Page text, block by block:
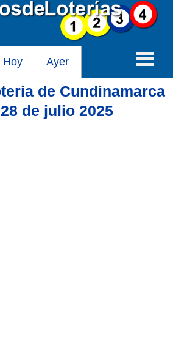
Hoy Ayer
de Cundinamarca
de julio 2025